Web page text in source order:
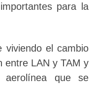
para la
viviendo el cambio
entre LAN y TAM y
que se